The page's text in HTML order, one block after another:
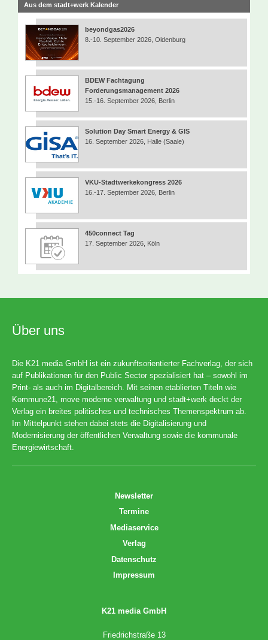
Aus dem stadt+werk Kalender
beyondgas2026
8.-10. September 2026, Oldenburg
BDEW Fachtagung
Forderungsmanagement 2026
15.-16. September 2026, Berlin
Solution Day Smart Energy & GIS
16. September 2026, Halle (Saale)
VKU-Stadtwerkekongress 2026
16.-17. September 2026, Berlin
450connect Tag
17. September 2026, Köln
Über uns
Die K21 media GmbH ist ein zukunftsorientierter Fachverlag, der sich
auf Publikationen für den Public Sector spezialisiert hat – sowohl im
Print- als auch im Digitalbereich. Mit seinen etablierten Titeln wie
Kommune21, move moderne verwaltung und stadt+werk deckt der
Verlag ein breites politisches und technisches Themenspektrum ab.
Im Mittelpunkt stehen dabei stets die Digitalisierung und
Modernisierung der öffentlichen Verwaltung sowie die kommunale
Energiewirtschaft.
Newsletter
Termine
Mediaservice
Verlag
Datenschutz
Impressum
K21 media GmbH
Friedrichstraße 13